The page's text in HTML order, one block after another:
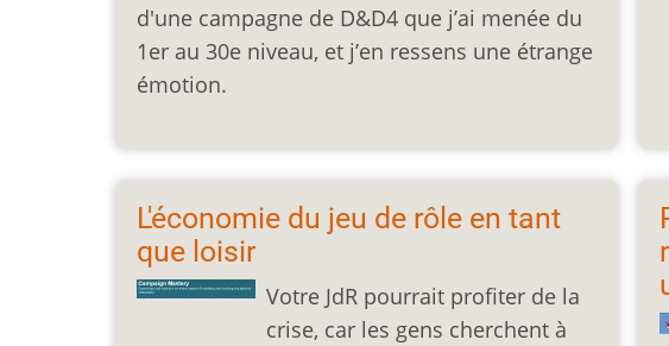
d'une campagne de D&D4 que j’ai menée du
1er au 30e niveau, et j’en ressens une étrange
émotion.
L'économie du jeu de rôle en tant
que loisir
Votre JdR pourrait profiter de la
crise, car les gens cherchent à